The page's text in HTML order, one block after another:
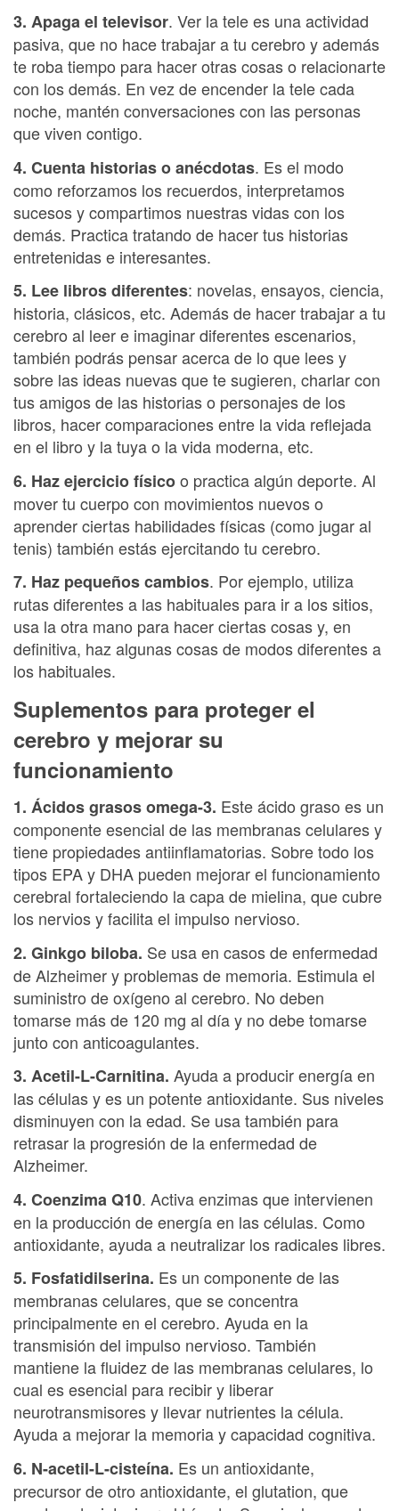
3. Apaga el televisor. Ver la tele es una actividad
pasiva, que no hace trabajar a tu cerebro y además
te roba tiempo para hacer otras cosas o relacionarte
con los demás. En vez de encender la tele cada
noche, mantén conversaciones con las personas
que viven contigo.
4. Cuenta historias o anécdotas. Es el modo
como reforzamos los recuerdos, interpretamos
sucesos y compartimos nuestras vidas con los
demás. Practica tratando de hacer tus historias
entretenidas e interesantes.
5. Lee libros diferentes: novelas, ensayos, ciencia,
historia, clásicos, etc. Además de hacer trabajar a tu
cerebro al leer e imaginar diferentes escenarios,
también podrás pensar acerca de lo que lees y
sobre las ideas nuevas que te sugieren, charlar con
tus amigos de las historias o personajes de los
libros, hacer comparaciones entre la vida reflejada
en el libro y la tuya o la vida moderna, etc.
6. Haz ejercicio físicoo practica algún deporte. Al
mover tu cuerpo con movimientos nuevos o
aprender ciertas habilidades físicas (como jugar al
tenis) también estás ejercitando tu cerebro.
7. Haz pequeños cambios. Por ejemplo, utiliza
rutas diferentes a las habituales para ir a los sitios,
usa la otra mano para hacer ciertas cosas y, en
definitiva, haz algunas cosas de modos diferentes a
los habituales.
Suplementos para proteger el
cerebro y mejorar su
funcionamiento
1. Ácidos grasos omega-3. Este ácido graso es un
componente esencial de las membranas celulares y
tiene propiedades antiinflamatorias. Sobre todo los
tipos EPA y DHA pueden mejorar el funcionamiento
cerebral fortaleciendo la capa de mielina, que cubre
los nervios y facilita el impulso nervioso.
2. Ginkgo biloba. Se usa en casos de enfermedad
de Alzheimer y problemas de memoria. Estimula el
suministro de oxígeno al cerebro. No deben
tomarse más de 120 mg al día y no debe tomarse
junto con anticoagulantes.
3. Acetil-L-Carnitina. Ayuda a producir energía en
las células y es un potente antioxidante. Sus niveles
disminuyen con la edad. Se usa también para
retrasar la progresión de la enfermedad de
Alzheimer.
4. Coenzima Q10. Activa enzimas que intervienen
en la producción de energía en las células. Como
antioxidante, ayuda a neutralizar los radicales libres.
5. Fosfatidilserina. Es un componente de las
membranas celulares, que se concentra
principalmente en el cerebro. Ayuda en la
transmisión del impulso nervioso. También
mantiene la fluidez de las membranas celulares, lo
cual es esencial para recibir y liberar
neurotransmisores y llevar nutrientes la célula.
Ayuda a mejorar la memoria y capacidad cognitiva.
6. N-acetil-L-cisteína. Es un antioxidante,
precursor de otro antioxidante, el glutation, que